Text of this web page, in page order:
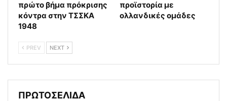
πρώτο βήμα πρόκρισης
κόντρα στην ΤΣΣΚΑ
1948
προϊστορία με
ολλανδικές ομάδες
PREV NEXT
ΠΡΩΤΟΣΕΛΙΔΑ